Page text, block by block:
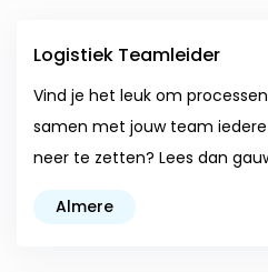
Logistiek Teamleider
Vind je het leuk om
samen met jouw team
neer te zetten? Lees dan
Almere